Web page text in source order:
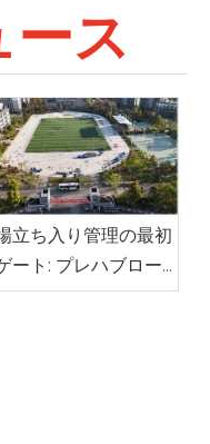
ース
立ち入り管理の最初
ート: プレハブロー
ポーツサーフェスが